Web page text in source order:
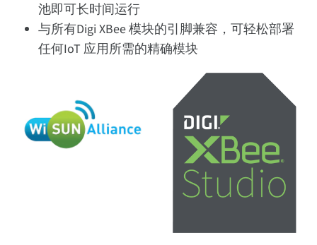
池即可长时间运行
与所有Digi XBee 模块的引脚兼容，可轻松部署
任何IoT 应用所需的精确模块